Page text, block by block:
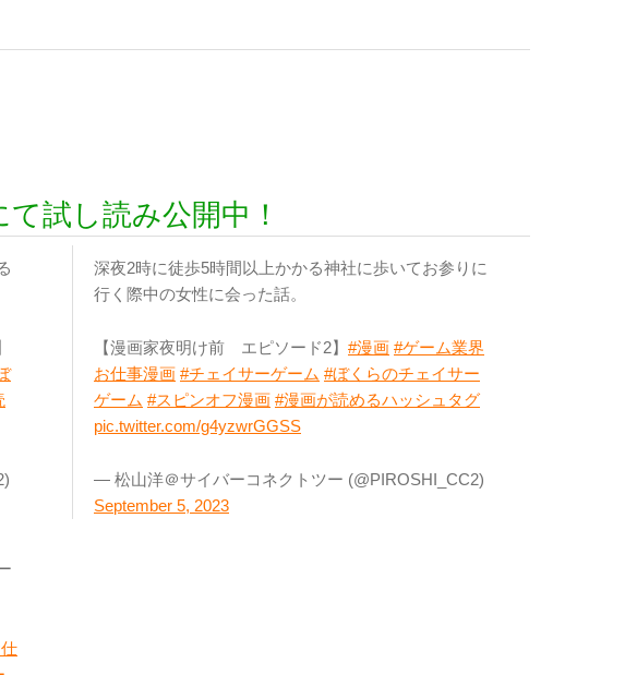
試し読み公開中！
深夜2時に徒歩5時間以上かかる神社に歩いてお参りに
行く際中の女性に会った話。
【漫画家夜明け前 エピソード2】 #漫画 #ゲーム業界
お仕事漫画 #チェイサーゲーム #ぼくらのチェイサー
ゲーム #スピンオフ漫画 #漫画が読めるハッシュタグ
pic.twitter.com/g4yzwrGGSS
— 松山洋＠サイバーコネクトツー (@PIROSHI_CC2)
September 5, 2023